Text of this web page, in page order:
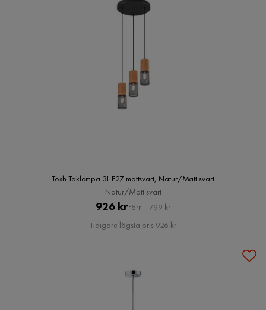
Tosh Taklampa 3L E27 mattsvart, Natur/Matt svart
Natur/Matt svart
Pris
926 kr Original
Pris
Förr 1 799 kr
Tidigare lägsta pris 926 kr